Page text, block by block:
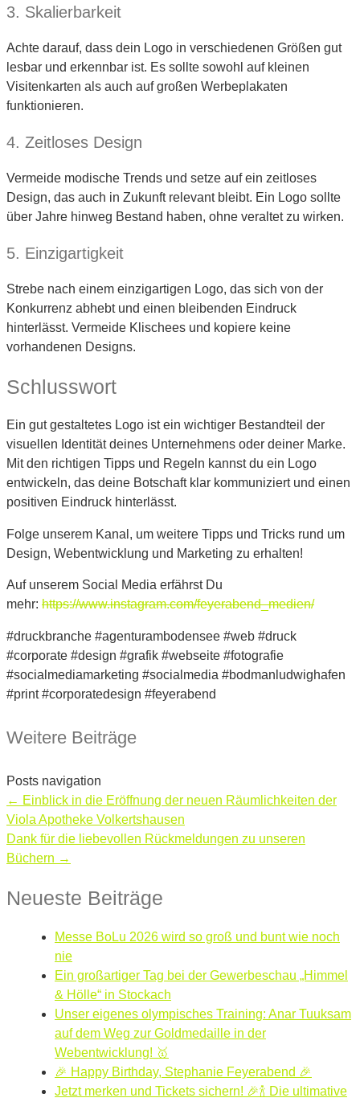
3. Skalierbarkeit
Achte darauf, dass dein Logo in verschiedenen Größen gut
lesbar und erkennbar ist. Es sollte sowohl auf kleinen
Visitenkarten als auch auf großen Werbeplakaten
funktionieren.
4. Zeitloses Design
Vermeide modische Trends und setze auf ein zeitloses
Design, das auch in Zukunft relevant bleibt. Ein Logo sollte
über Jahre hinweg Bestand haben, ohne veraltet zu wirken.
5. Einzigartigkeit
Strebe nach einem einzigartigen Logo, das sich von der
Konkurrenz abhebt und einen bleibenden Eindruck
hinterlässt. Vermeide Klischees und kopiere keine
vorhandenen Designs.
Schlusswort
Ein gut gestaltetes Logo ist ein wichtiger Bestandteil der
visuellen Identität deines Unternehmens oder deiner Marke.
Mit den richtigen Tipps und Regeln kannst du ein Logo
entwickeln, das deine Botschaft klar kommuniziert und einen
positiven Eindruck hinterlässt.
Folge unserem Kanal, um weitere Tipps und Tricks rund um
Design, Webentwicklung und Marketing zu erhalten!
Auf unserem Social Media erfährst Du
mehr: https://www.instagram.com/feyerabend_medien/
#druckbranche #agenturambodensee #web #druck
#corporate #design #grafik #webseite #fotografie
#socialmediamarketing #socialmedia #bodmanludwighafen
#print #corporatedesign #feyerabend
Weitere Beiträge
Posts navigation
← Einblick in die Eröffnung der neuen Räumlichkeiten der
Viola Apotheke Volkertshausen
Dank für die liebevollen Rückmeldungen zu unseren
Büchern →
Neueste Beiträge
Messe BoLu 2026 wird so groß und bunt wie noch
nie
Ein großartiger Tag bei der Gewerbeschau „Himmel
& Hölle“ in Stockach
Unser eigenes olympisches Training: Anar Tuuksam
auf dem Weg zur Goldmedaille in der
Webentwicklung! 🥇
🎉 Happy Birthday, Stephanie Feyerabend 🎉
Jetzt merken und Tickets sichern! 🎉🍾 Die ultimative